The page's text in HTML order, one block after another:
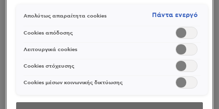
αναγνωρίσουμε τον browser/ τη συσκευή σας για τη
δημιουργία προφίλ με τα ενδιαφέροντά σας και να
σας δείχνουμε σχετικό διαφημιστικό περιεχόμενο σε
αποδεχθείτε cookies τα οποία δεν είναι απαραίτητα
(«Αποδοχή όλων»), να τα απορρίψετε («Απόρριψη
όλων») ή να ρυθμίσετε και να αποθηκεύσετε τις
επιλογές σας («Αποθήκευση επιλογών»). Μπορείτε
επίσης, ανά πάσα στιγμή, να ελέγξετε και να
ρυθμίσετε εκ νέου τις επιλογές σας (επιλέγοντας το
Απολύτως απαραίτητα cookies Πάντα ενεργό
Cookies απόδοσης
Λειτουργικά cookies
Cookies στόχευσης
Cookies μέσων κοινωνικής δικτύωσης